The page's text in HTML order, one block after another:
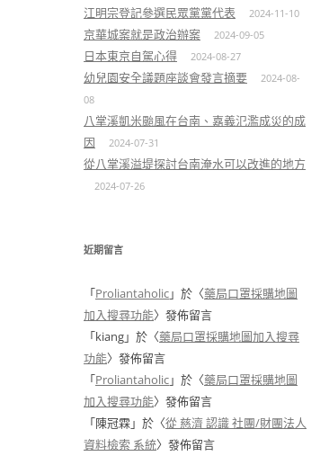
江明宗登記參選民眾黨黨代表 2024-11-10
京華城案就是政治辦案 2024-09-05
日本東京自駕心得 2024-08-27
幼兒園安全議題座談會發言摘要
2024-08-
08
八掌溪凱米颱風在台南、嘉義氾濫成災的成
因
2024-07-31
從八掌溪溢堤探討台南淹水可以改進的地方
2024-07-26
近期留言
「Proliantaholic」於〈藥局口罩採購地圖
加入搜尋功能〉發佈留言
「kiang」於〈藥局口罩採購地圖加入搜尋
功能〉發佈留言
「Proliantaholic」於〈藥局口罩採購地圖
加入搜尋功能〉發佈留言
「陳冠霖」於〈從 慈濟 認識 社團/財團法人
資料檢索 系統〉發佈留言